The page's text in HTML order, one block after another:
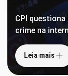
CPI
crime na
Leia mais